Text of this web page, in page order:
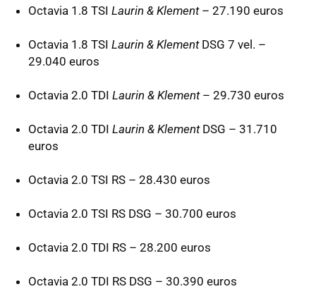
Octavia 1.8 TSI Laurin & Klement– 27.190 euros
Octavia 1.8 TSI Laurin & Klement DSG 7 vel. –
29.040 euros
Octavia 2.0 TDI Laurin & Klement– 29.730 euros
Octavia 2.0 TDI Laurin & Klement DSG – 31.710
euros
Octavia 2.0 TSI RS – 28.430 euros
Octavia 2.0 TSI RS DSG – 30.700 euros
Octavia 2.0 TDI RS – 28.200 euros
Octavia 2.0 TDI RS DSG – 30.390 euros